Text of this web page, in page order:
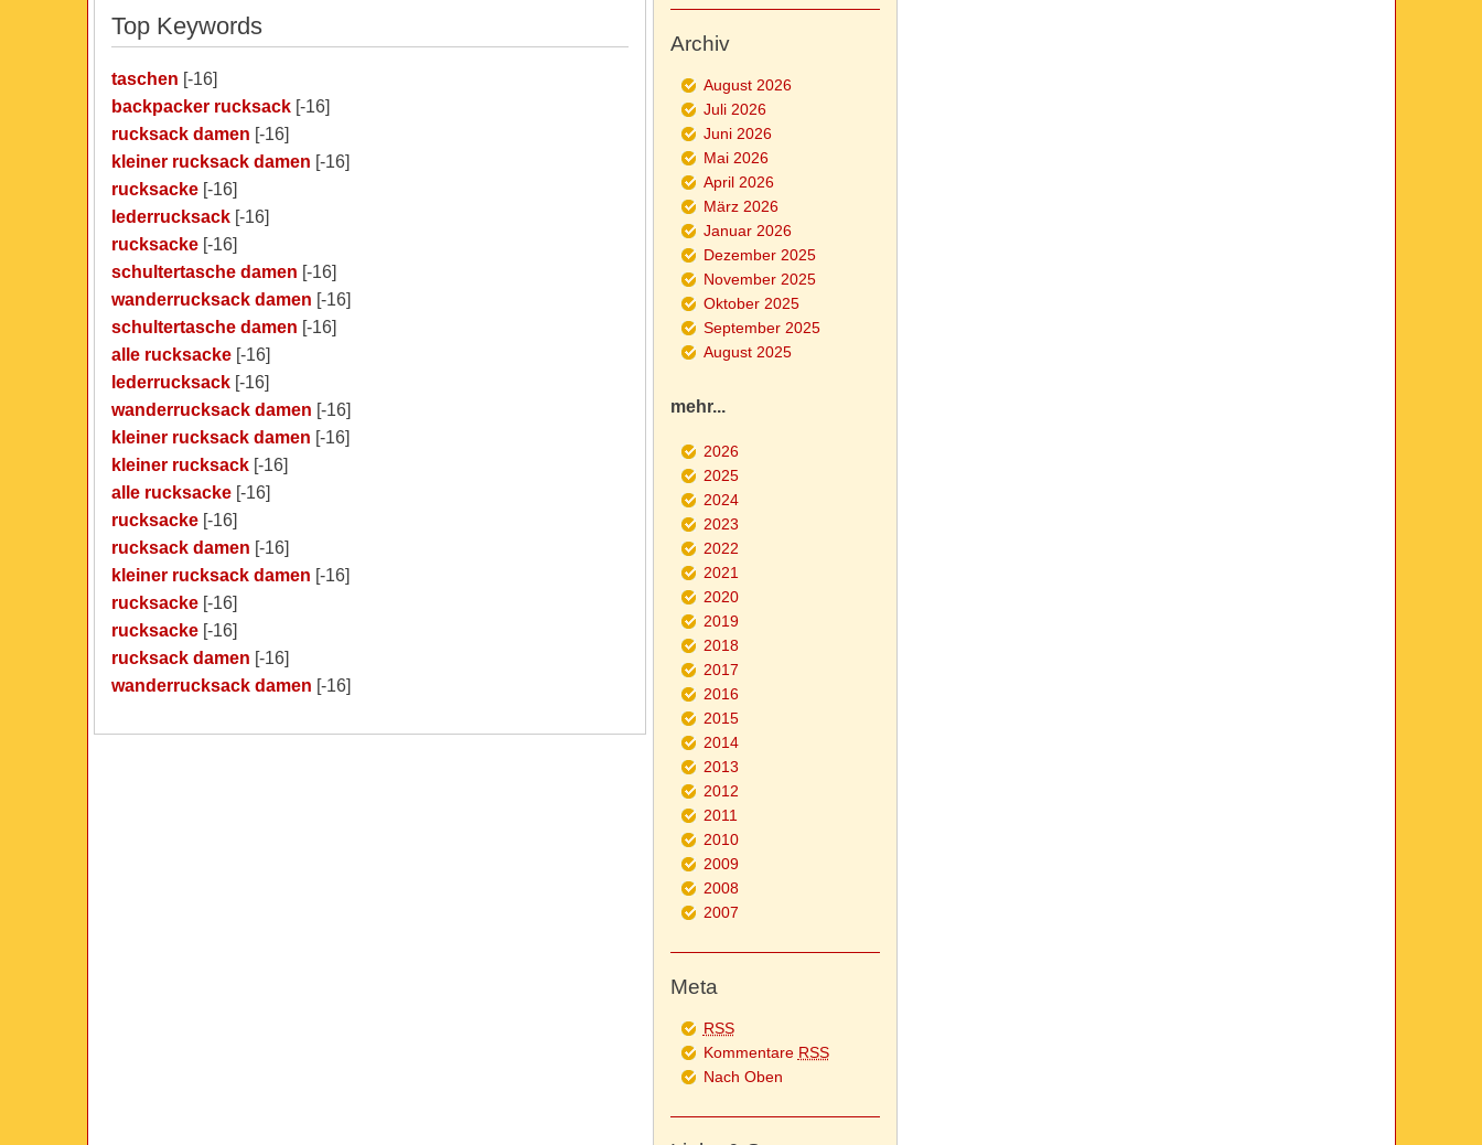
Top Keywords
taschen [-16]
backpacker rucksack[-16]
rucksack damen [-16]
kleiner rucksack damen [-16]
rucksacke[-16]
lederrucksack[-16]
rucksacke[-16]
schultertasche damen [-16]
wanderrucksack damen [-16]
schultertasche damen [-16]
alle rucksacke[-16]
lederrucksack[-16]
wanderrucksack damen [-16]
kleiner rucksack damen [-16]
kleiner rucksack[-16]
alle rucksacke[-16]
rucksacke[-16]
rucksack damen [-16]
kleiner rucksack damen [-16]
rucksacke[-16]
rucksacke[-16]
rucksack damen [-16]
wanderrucksack damen [-16]
Archiv
August 2026
Juli 2026
Juni 2026
Mai 2026
April 2026
März 2026
Januar 2026
Dezember 2025
November 2025
Oktober 2025
September 2025
August 2025
mehr...
2026
2025
2024
2023
2022
2021
2020
2019
2018
2017
2016
2015
2014
2013
2012
2011
2010
2009
2008
2007
Meta
RSS
Kommentare RSS
Nach Oben